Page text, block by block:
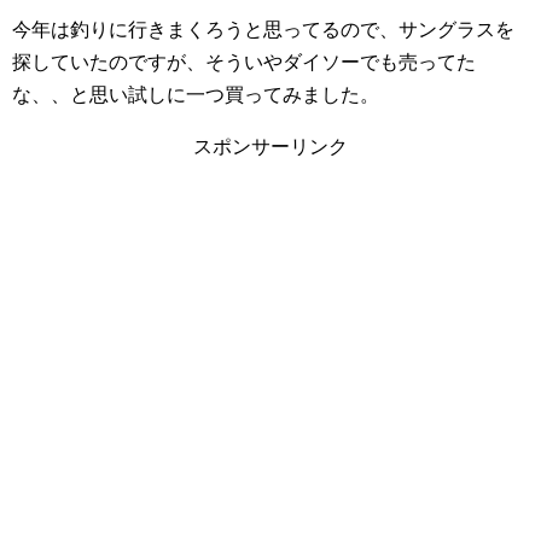
今年は釣りに行きまくろうと思ってるので、サングラスを
探していたのですが、そういやダイソーでも売ってた
な、、と思い試しに一つ買ってみました。
スポンサーリンク